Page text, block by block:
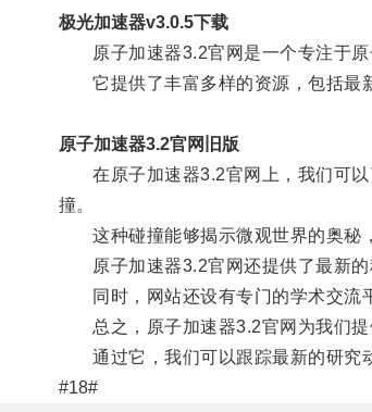
极光加速器v3.0.5下载
原子加速器3.2官网是一个专注于原
它提供了丰富多样的资源，包括最新
原子加速器3.2官网旧版
在原子加速器3.2官网上，我们可以
撞。
这种碰撞能够揭示微观世界的奥秘，
原子加速器3.2官网还提供了最新的
同时，网站还设有专门的学术交流平
总之，原子加速器3.2官网为我们提
通过它，我们可以跟踪最新的研究动
#18#